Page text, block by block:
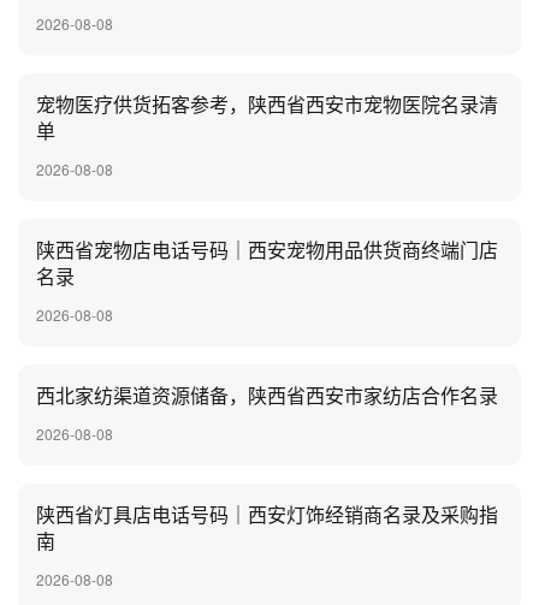
2026-08-08
宠物医疗供货拓客参考，陕西省西安市宠物医院名录清
单
2026-08-08
陕西省宠物店电话号码｜西安宠物用品供货商终端门店
名录
2026-08-08
西北家纺渠道资源储备，陕西省西安市家纺店合作名录
2026-08-08
陕西省灯具店电话号码｜西安灯饰经销商名录及采购指
南
2026-08-08